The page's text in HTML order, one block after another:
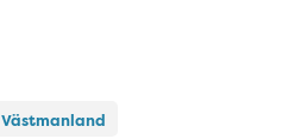
Västmanland